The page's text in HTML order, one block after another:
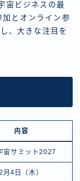
宙ビジネスの最
とオンライン参
、大きな注目を
内容
宙サミット2027
4日（木）